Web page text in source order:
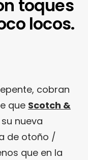
toques
locos.
cobran
que Scotch &
nueva
de otoño /
que en la